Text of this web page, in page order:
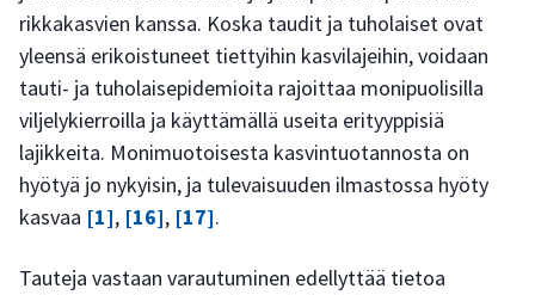
rikkakasvien kanssa. Koska taudit ja tuholaiset ovat
yleensä erikoistuneet tiettyihin kasvilajeihin, voidaan
tauti- ja tuholaisepidemioita rajoittaa monipuolisilla
viljelykierroilla ja käyttämällä useita erityyppisiä
lajikkeita. Monimuotoisesta kasvintuotannosta on
hyötyä jo nykyisin, ja tulevaisuuden ilmastossa hyöty
kasvaa [1], [16], [17].
Tauteja vastaan varautuminen edellyttää tietoa